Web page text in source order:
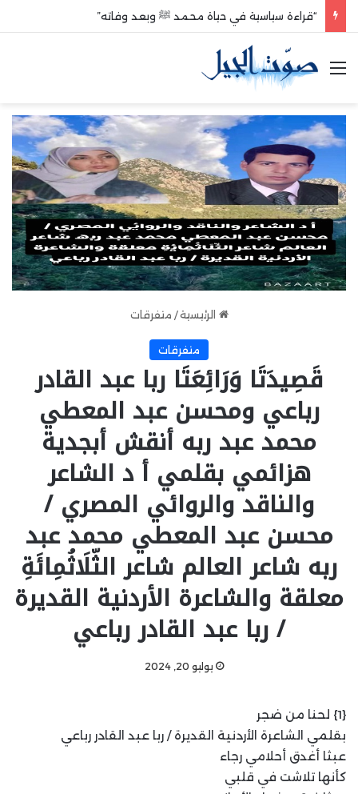
“قراءة سياسية في حياة محمد ﷺ وبعد وفاته”
القائمة
الرئيسية / متفرقات
متفرقات
قَصِيدَتَا وَرَائِعَتَا ربا عبد القادر
رباعي ومحسن عبد المعطي
محمد عبد ربه أنقش أبجدية
هزائمي بقلمي أ د الشاعر
والناقد والروائي المصري /
محسن عبد المعطي محمد عبد
ربه شاعر العالم شاعر الثّلَاثُمِائَةِ
معلقة والشاعرة الأردنية القديرة
/ ربا عبد القادر رباعي
يوليو 20, 2024
{1} لحنا من ضجر
بقلمي الشاعرة الأردنية القديرة / ربا عبد القادر رباعي
عبثا أغدق أحلامي رجاء
كأنها تلاشت في قلبي